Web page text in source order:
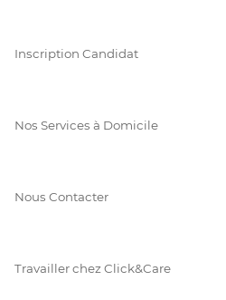
Inscription Candidat
Nos Services à Domicile
Nous Contacter
Travailler chez Click&Care